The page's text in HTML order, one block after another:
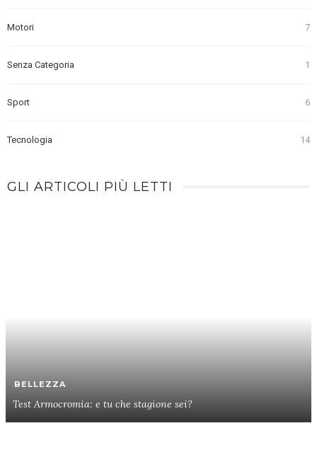
Motori 7
Senza Categoria 1
Sport 6
Tecnologia 14
GLI ARTICOLI PIÙ LETTI
BELLEZZA
Test Armocromia: e tu che stagione sei?